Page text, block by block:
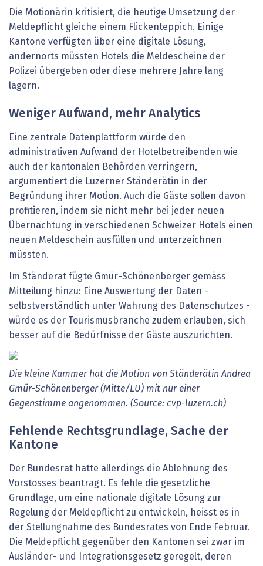
Die Motionärin kritisiert, die heutige Umsetzung der
Meldepflicht gleiche einem Flickenteppich. Einige
Kantone verfügten über eine digitale Lösung,
andernorts müssten Hotels die Meldescheine der
Polizei übergeben oder diese mehrere Jahre lang
lagern.
Weniger Aufwand, mehr Analytics
Eine zentrale Datenplattform würde den
administrativen Aufwand der Hotelbetreibenden wie
auch der kantonalen Behörden verringern,
argumentiert die Luzerner Ständerätin in der
Begründung ihrer Motion. Auch die Gäste sollen davon
profitieren, indem sie nicht mehr bei jeder neuen
Übernachtung in verschiedenen Schweizer Hotels einen
neuen Meldeschein ausfüllen und unterzeichnen
müssten.
Im Ständerat fügte Gmür-Schönenberger gemäss
Mitteilung hinzu: Eine Auswertung der Daten -
selbstverständlich unter Wahrung des Datenschutzes -
würde es der Tourismusbranche zudem erlauben, sich
besser auf die Bedürfnisse der Gäste auszurichten.
Die kleine Kammer hat die Motion von Ständerätin Andrea
Gmür-Schönenberger (Mitte/LU) mit nur einer
Gegenstimme angenommen. (Source: cvp-luzern.ch)
Fehlende Rechtsgrundlage, Sache der
Kantone
Der Bundesrat hatte allerdings die Ablehnung des
Vorstosses beantragt. Es fehle die gesetzliche
Grundlage, um eine nationale digitale Lösung zur
Regelung der Meldepflicht zu entwickeln, heisst es in
der Stellungnahme des Bundesrates von Ende Februar.
Die Meldepflicht gegenüber den Kantonen sei zwar im
Ausländer- und Integrationsgesetz geregelt, deren